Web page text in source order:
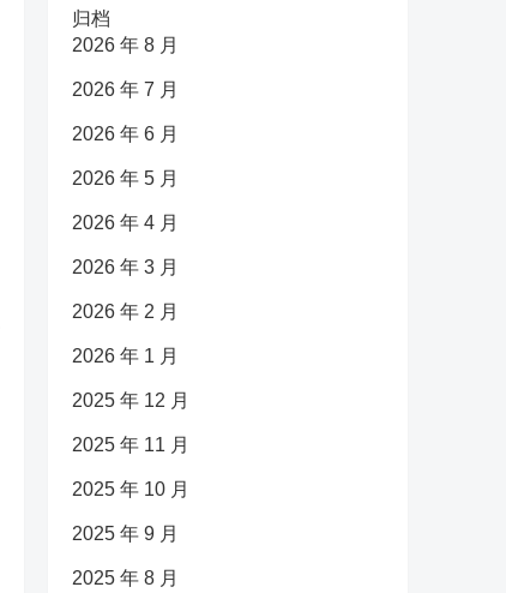
归档
2026 年 8 月
2026 年 7 月
2026 年 6 月
2026 年 5 月
2026 年 4 月
2026 年 3 月
2026 年 2 月
2026 年 1 月
2025 年 12 月
2025 年 11 月
2025 年 10 月
2025 年 9 月
2025 年 8 月